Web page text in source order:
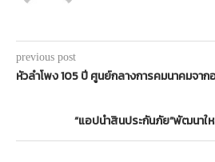
previous post
หัวลำโพง 105 ปี ศูนย์กลางการคมนาคมจา
“แอปนำสินประกันภัย”พัฒนาใ